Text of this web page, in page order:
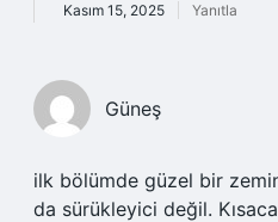
Kasım 15, 2025 Yanıtla
Güneş
ilk bölümde güzel bir
da sürükleyici değil.